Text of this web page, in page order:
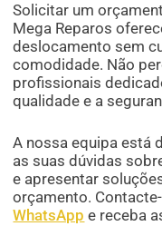
Solicitar um
Mega Reparos
deslocamento sem
comodidade. Não
profissionais
qualidade e a
A nossa equipa está
as suas dúvidas
e apresentar
orçamento.
WhatsApp e receba